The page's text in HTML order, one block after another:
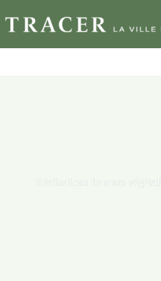
Réalisations de murs